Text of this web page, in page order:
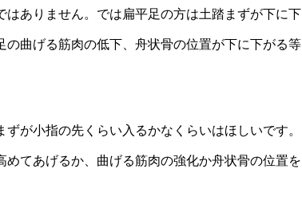
ありません。では扁平足の方は土踏まずが下に下
曲げる筋肉の低下、舟状骨の位置が下に下がる等
が小指の先くらい入るかなくらいはほしいです。
てあげるか、曲げる筋肉の強化か舟状骨の位置を